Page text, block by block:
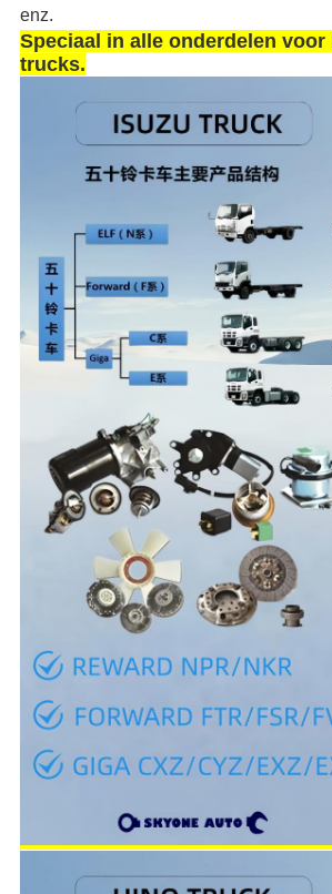
enz.
Speciaal in alle onderdelen voor
trucks.